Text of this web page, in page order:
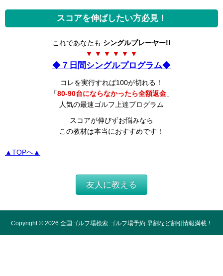
スコアを伸ばしたい方必見！
これであなたも シングルプレーヤー!!
▼ ▼ ▼ ▼ ▼ ▼
◆ ７日間シングルプログラム◆
コレを実行すれば100が切れる！
「80-90台にならなかったら全額返金」
人気の最速ゴルフ上達プログラム
スコアが伸びずお悩みなら
この教材は本当におすすめです！
▲TOPへ▲
友人に教える
Copyright © 2026 全国ゴルフ場検索 ゴルフ場予約 早割など割引情報満載！